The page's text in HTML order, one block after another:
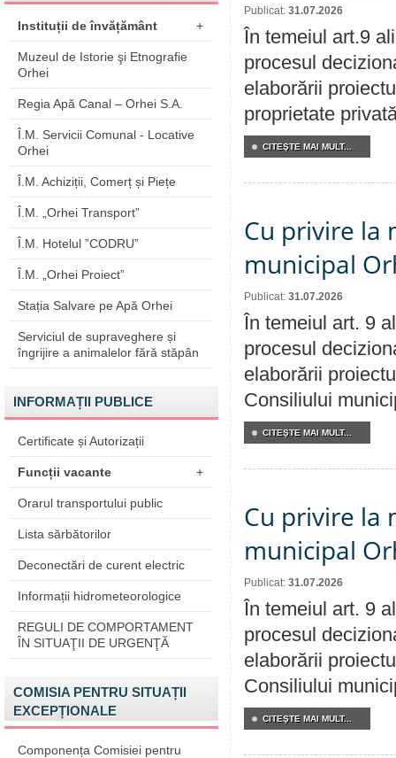
Instituții de învățământ +
Muzeul de Istorie şi Etnografie
Orhei
Regia Apă Canal – Orhei S.A.
Î.M. Servicii Comunal - Locative
Orhei
Î.M. Achiziții, Comerț și Piețe
Î.M. „Orhei Transport”
Î.M. Hotelul ”CODRU”
Î.M. „Orhei Proiect”
Stația Salvare pe Apă Orhei
Serviciul de supraveghere și
îngrijire a animalelor fără stăpân
INFORMAȚII PUBLICE
Certificate și Autorizații
Funcții vacante +
Orarul transportului public
Lista sărbătorilor
Deconectări de curent electric
Informații hidrometeorologice
REGULI DE COMPORTAMENT
ÎN SITUAŢII DE URGENŢĂ
COMISIA PENTRU SITUAȚII
EXCEPȚIONALE
Componența Comisiei pentru
Publicat: 31.07.2026
În temeiul art.9
procesul
elaborării
proprietate
CITEŞTE MAI MULT...
Cu privire la
municipal
Publicat: 31.07.2026
În temeiul art. 9
procesul
elaborării
Consiliului
CITEŞTE MAI MULT...
Cu privire la
municipal
Publicat: 31.07.2026
În temeiul art. 9
procesul
elaborării
Consiliului
CITEŞTE MAI MULT...